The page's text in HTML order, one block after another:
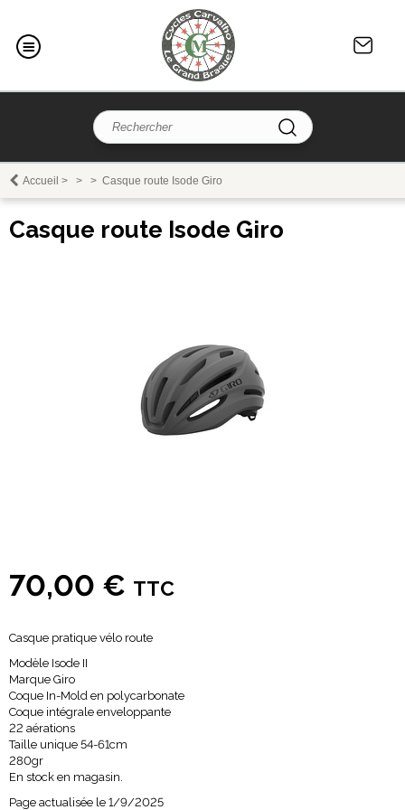
Accueil > > > Casque route Isode Giro
Casque route Isode Giro
70,00 € TTC
Casque pratique vélo route
Modèle Isode II
Marque Giro
Coque In-Mold en polycarbonate
Coque intégrale enveloppante
22 aérations
Taille unique 54-61cm
280gr
En stock en magasin.
Page actualisée le 1/9/2025